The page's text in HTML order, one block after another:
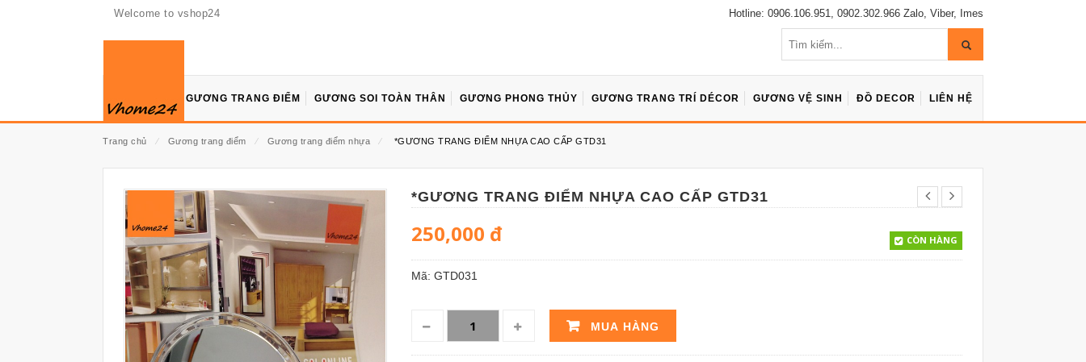
Welcome to vshop24 Hotline: 0906.106.951, 0902.302.966 Zalo, Viber, Imes
GƯƠNG TRANG ĐIỂM GƯƠNG SOI TOÀN THÂN GƯƠNG PHONG THỦY GƯƠNG TRANG TRÍ DÉCOR GƯƠNG VỆ SINH ĐỒ DECOR LIÊN HỆ
Trang chủ ⁄ Gương trang điểm ⁄ Gương trang điểm nhựa ⁄ *GƯƠNG TRANG ĐIỂM NHỰA CAO CẤP GTD31
*GƯƠNG TRANG ĐIỂM NHỰA CAO CẤP GTD31
250,000 đ CÒN HÀNG
Mã: GTD031
MUA HÀNG